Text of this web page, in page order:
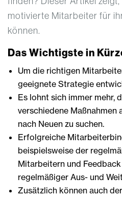
motivierte Mitarbeiter für
können.
Das Wichtigste in
Um die richtigen
geeignete Strategie
Es lohnt sich immer mehr,
verschiedene Maßnahmen
nach Neuen zu suchen.
Erfolgreiche
beispielsweise der
Mitarbeitern und
regelmäßiger Aus- und
Zusätzlich können auch